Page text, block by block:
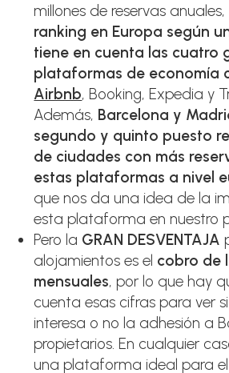
millones de reservas anuales,
ranking en Europa según
tiene en cuenta las cuatro
plataformas de economía
Airbnb, Booking, Expedia y
Además, Barcelona y
segundo y quinto puesto
de ciudades con más
estas plataformas a nivel
que nos da una idea de la
esta plataforma en nuestro
Pero la GRAN DESVENTAJA
alojamientos es el cobro de
mensuales, por lo que hay
cuenta esas cifras para ver
interesa o no la adhesión a
propietarios. En cualquier
una plataforma ideal para